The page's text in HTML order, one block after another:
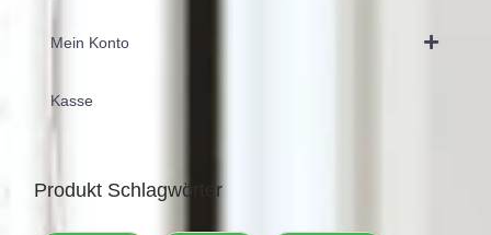
Mein Konto
Kasse
Produkt Schlagwörter